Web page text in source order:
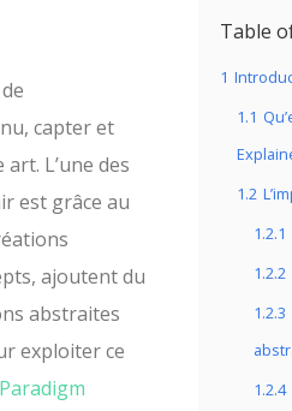
Table
1
1.1
1.2
1.2.1
1.2.2
1.2.3
1.2.4
capter et
L’une des
est grâce au
ajoutent du
abstraites
exploiter ce